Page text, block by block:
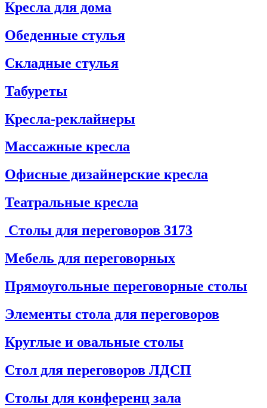
Кресла для дома
Обеденные стулья
Складные стулья
Табуреты
Кресла-реклайнеры
Массажные кресла
Офисные дизайнерские кресла
Театральные кресла
Столы для переговоров 3173
Мебель для переговорных
Прямоугольные переговорные столы
Элементы стола для переговоров
Круглые и овальные столы
Стол для переговоров ЛДСП
Столы для конференц зала